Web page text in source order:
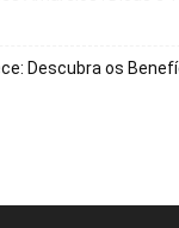
Descubra os